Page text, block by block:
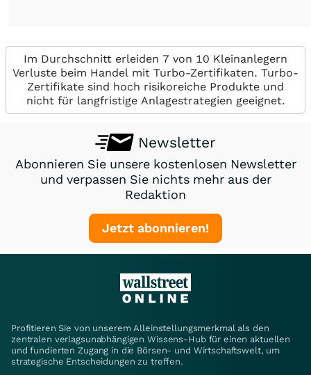
Im Durchschnitt erleiden 7 von 10 Kleinanlegern
Verluste beim Handel mit Turbo-Zertifikaten. Turbo-
Zertifikate sind hoch risikoreiche Produkte und
nicht für langfristige Anlagestrategien geeignet.
Newsletter
Abonnieren Sie unsere kostenlosen Newsletter
und verpassen Sie nichts mehr aus der
Redaktion
Jetzt abonnieren!
Profitieren Sie von unserem Alleinstellungsmerkmal als den
zentralen verlagsunabhängigen Wissens-Hub für einen aktuellen
und fundierten Zugang in die Börsen- und Wirtschaftswelt, um
strategische Entscheidungen zu treffen.